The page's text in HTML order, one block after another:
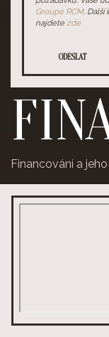
Groupe RCM. Další
najdete zde.
ODESLAT
Financování a